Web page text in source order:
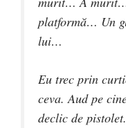
platformă… Un
lui…
Eu trec prin
ceva. Aud pe
declic de